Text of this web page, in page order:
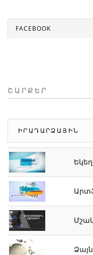
FACEBOOK
ՇԱՐՔԵՐ
ԻՐԱԴԱՐՁԱՅԻՆ